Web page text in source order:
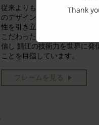
従来よりも色濃くリムに特化
のデザインと 顔に馴染みなが
性を引き立てるスタイルで 純
こだわったハイエンドなフレー
信し 鯖江の技術力を世界に発
ことを目指しています。
フレームを見る
Thank